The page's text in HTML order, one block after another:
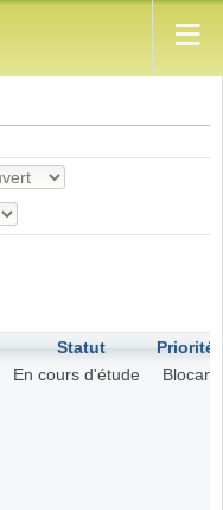
Statut
Priorité
En cours d'étude Blocant